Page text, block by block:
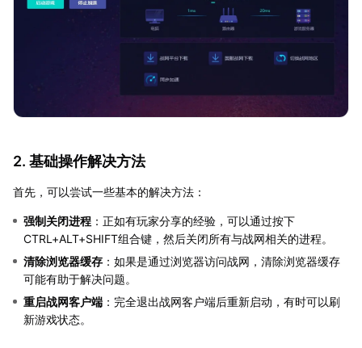
2. 基础操作解决方法
首先，可以尝试一些基本的解决方法：
强制关闭进程 ：正如有玩家分享的经验，可以通过按下
CTRL+ALT+SHIFT组合键，然后关闭所有与战网相关的进程。
清除浏览器缓存 ：如果是通过浏览器访问战网，清除浏览器缓存
可能有助于解决问题。
重启战网客户端 ：完全退出战网客户端后重新启动，有时可以刷
新游戏状态。